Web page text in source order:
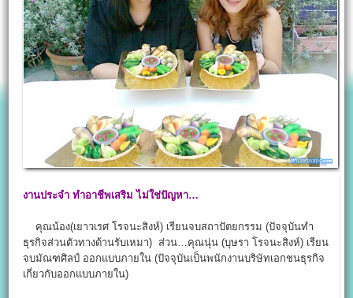
งานประจำ ทำอาชีพเสริม ไม่ใช่ปัญหา…
คุณน้อง(เยาวเรศ โรจนะสิงห์) เรียนจบสถาปัตยกรรม (ปัจจุบันทำ
ธุรกิจส่วนตัวทางด้านรับเหมา) ส่วน…คุณนุ่น (บุษรา โรจนะสิงห์) เรียน
จบมัณฑศิลป์ ออกแบบภายใน (ปัจจุบันเป็นพนักงานบริษัทเอกชนธุรกิจ
เกี่ยวกับออกแบบภายใน)